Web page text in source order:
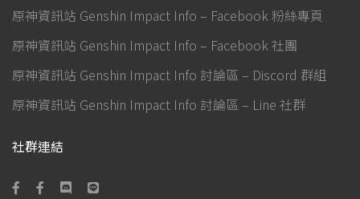
原神資訊站 Genshin Impact Info – Facebook 粉絲專頁
原神資訊站 Genshin Impact Info – Facebook 社團
原神資訊站 Genshin Impact Info 討論區 – Discord 群組
原神資訊站 Genshin Impact Info 討論區 – Line 社群
社群連結